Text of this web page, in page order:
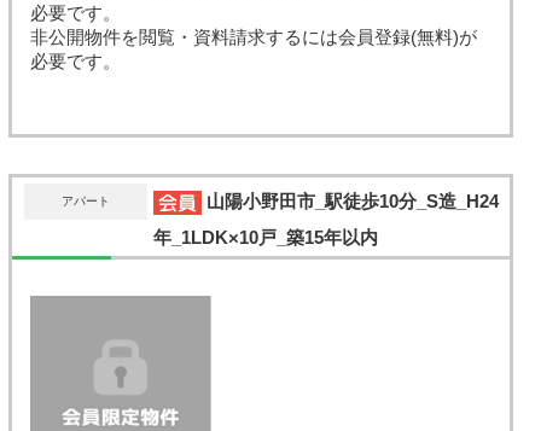
必要です。
非公開物件を閲覧・資料請求するには会員登録(無料)が
必要です。
アパート
山陽小野田市_駅徒歩10分_S造_H24
年_1LDK×10戸_築15年以内